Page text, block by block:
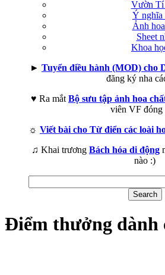
Vườn Tí
Ý nghĩa
Ảnh
Sheet
Khoa
► Tuyển điều hành (MOD) cho
đăng ký nha
♥ Ra mắt Bộ sưu tập ảnh hoa
viên VF đóng
☼ Viết bài cho Từ điển các loài
♫ Khai trương Bách hóa di động
nào :)
Điểm thưởng dành